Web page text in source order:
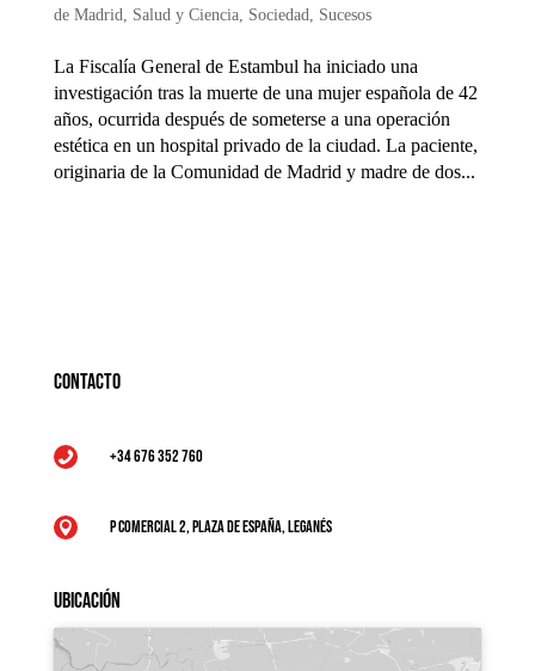
de Madrid, Salud y Ciencia, Sociedad, Sucesos
La Fiscalía General de Estambul ha iniciado una
investigación tras la muerte de una mujer española de 42
años, ocurrida después de someterse a una operación
estética en un hospital privado de la ciudad. La paciente,
originaria de la Comunidad de Madrid y madre de dos...
Contacto
 +34 676 352 760
 P Comercial 2, Plaza de España, Leganés
Ubicación